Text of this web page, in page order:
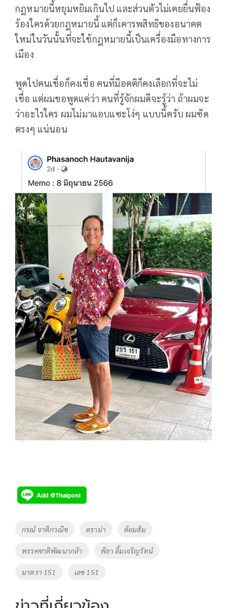
กฎหมายนี้หยุมหยิมเกินไป และส่วนตัวไม่เคยยื่นฟ้อง
ร้องใครด้วยกฎหมายนี้ แต่ก็เคารพสิทธิของอนาคต
ใหม่ในวันนั้นที่จะใช้กฎหมายนี้เป็นเครื่องมือทางการ
เมือง
พูดไปคนเชื่อก็คงเชื่อ คนที่มีอคติก็คงเลือกที่จะไม่
เชื่อ แต่ผมขอพูดแค่ว่า คนที่รู้จักผมดีจะรู้ว่า ถ้าผมจะ
ว่าอะไรใคร ผมไม่มาแอบแซะโง่ๆ แบบนี้ครับ ผมซัด
ตรงๆ แน่นอน
Tags
กรณ์ จาติกวณิช ดราม่า ด้อมส้ม
พรรคชาติพัฒนากล้า พิธา ลิ้มเจริญรัตน์
มาตรา 151 เลข 151